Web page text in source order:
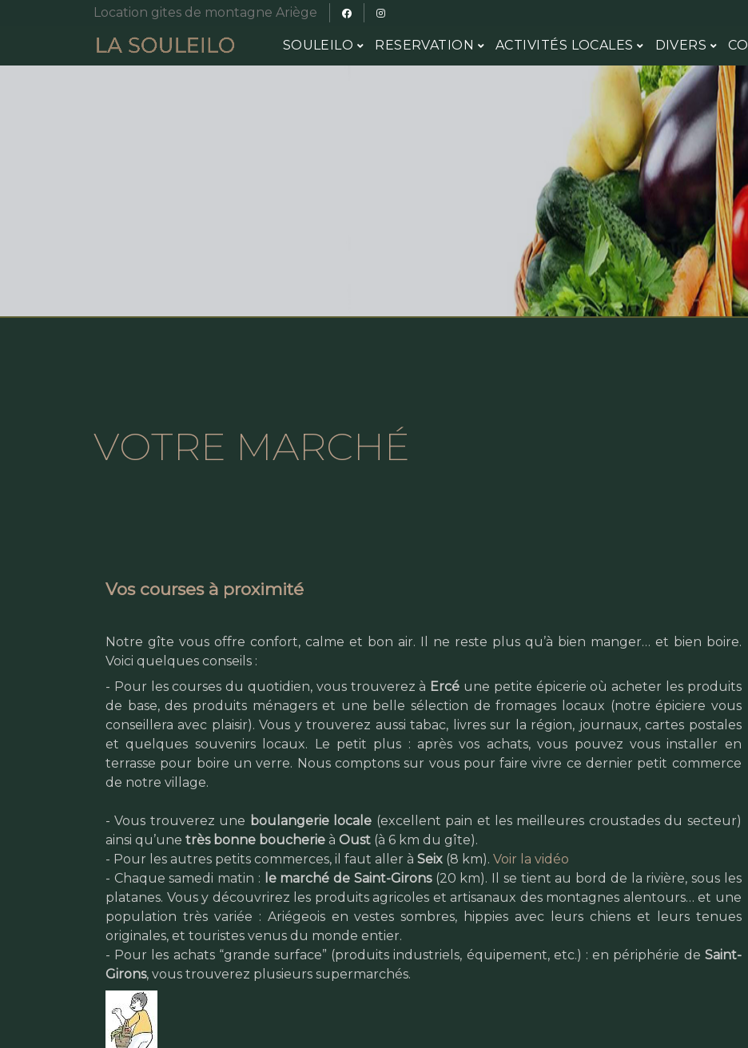
Location gites de montagne Ariège
SOULEILO RESERVATION ACTIVITÉS LOCALES DIVERS
VOTRE MARCHÉ
Vos courses à proximité
Notre gîte vous offre confort, calme et bon air. Il ne reste plus qu’à bien manger… et bien boire.
Voici quelques conseils :
- Pour les courses du quotidien, vous trouverez à Ercé une petite épicerie où acheter les produits
de base, des produits ménagers et une belle sélection de fromages locaux (notre épiciere vous
conseillera avec plaisir). Vous y trouverez aussi tabac, livres sur la région, journaux, cartes postales
et quelques souvenirs locaux. Le petit plus : après vos achats, vous pouvez vous installer en
terrasse pour boire un verre. Nous comptons sur vous pour faire vivre ce dernier petit commerce
de notre village.
- Vous trouverez une boulangerie locale (excellent pain et les meilleures croustades du secteur)
ainsi qu’une très bonne boucherie à Oust (à 6 km du gîte).
- Pour les autres petits commerces, il faut aller à Seix (8 km). Voir la vidéo
- Chaque samedi matin :
le marché de Saint-Girons(20 km). Il se tient au bord de la rivière, sous les
platanes. Vous y découvrirez les produits agricoles et artisanaux des montagnes alentours… et une
population très variée : Ariégeois en vestes sombres, hippies avec leurs chiens et leurs tenues
originales, et touristes venus du monde entier.
- Pour les achats “grande surface” (produits industriels, équipement, etc.) : en périphérie de Saint-
Girons, vous trouverez plusieurs supermarchés.